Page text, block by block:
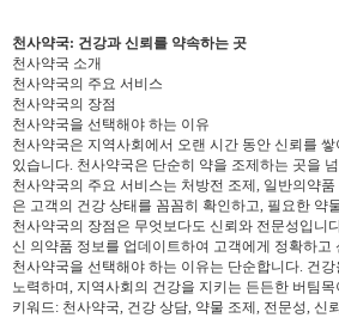
천사약국: 건강과 신뢰를 약속하는 곳
천사약국 소개
천사약국의 주요 서비스
천사약국의 장점
천사약국을 선택해야 하는 이유
천사약국은 지역사회에서 오랜 시간 동안 신뢰를
있습니다. 천사약국은 단순히 약을 조제하는 곳을
천사약국의 주요 서비스는 처방전 조제, 일반의약
은 고객의 건강 상태를 꼼꼼히 확인하고, 필요한 약
천사약국의 장점은 무엇보다도 신뢰와 전문성입니
신 의약품 정보를 업데이트하여 고객에게 정확하고
천사약국을 선택해야 하는 이유는 단순합니다. 건
노력하며, 지역사회의 건강을 지키는 든든한 버팀
키워드: 천사약국, 건강 상담, 약물 조제, 전문성, 신뢰